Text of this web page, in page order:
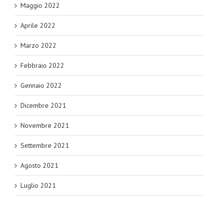
Maggio 2022
Aprile 2022
Marzo 2022
Febbraio 2022
Gennaio 2022
Dicembre 2021
Novembre 2021
Settembre 2021
Agosto 2021
Luglio 2021